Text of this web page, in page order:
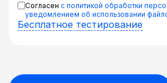
Согласен с политикой обработки
уведомлением об использовании
Бесплатное тестирование